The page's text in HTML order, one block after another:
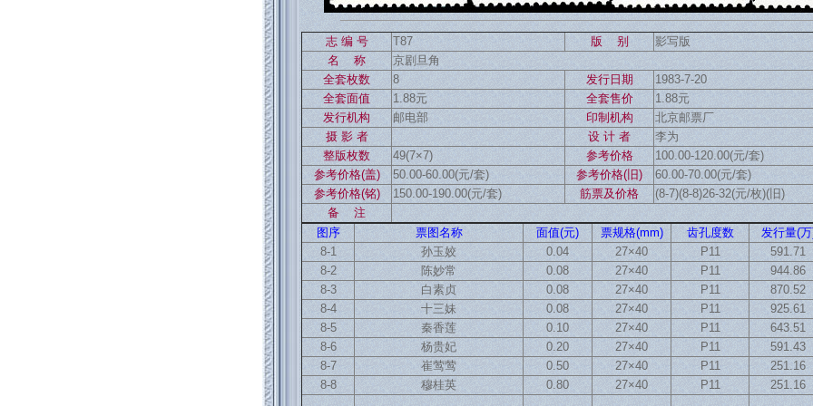
志 编 号 T87 版 别
影写版
名 称
京剧旦角
全套枚数
8 发行日期
1983-7-20
全套面值
1.88元 全套售价
1.88元
发行机构
邮电部 印制机构
北京邮票厂
摄 影 者
设 计 者
李为
整版枚数
49(7×7) 参考价格
100.00-120.00(元/套)
参考价格(盖)
50.00-60.00(元/套) 参考价格(旧)
60.00-70.00(元/套)
参考价格(铭)
150.00-190.00(元/套) 筋票及价格
(8-7)(8-8)26-32(元/枚)(旧)
备 注
图序
票图名称 面值(元) 票规格(mm) 齿孔度数
发行量(
8-1
孙玉姣 0.04 27×40 P11
591.71
8-2
陈妙常 0.08 27×40 P11
944.86
8-3
白素贞 0.08 27×40 P11
870.52
8-4
十三妹 0.08 27×40 P11
925.61
8-5
秦香莲 0.10 27×40 P11
643.51
8-6
杨贵妃 0.20 27×40 P11
591.43
8-7
崔莺莺 0.50 27×40 P11
251.16
8-8
穆桂英 0.80 27×40 P11 251.16